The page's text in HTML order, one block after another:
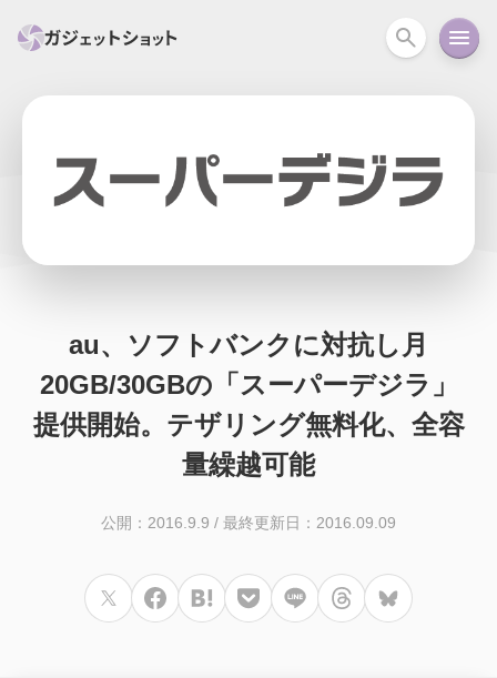
すべて スマホ PC関連 カメラ ウェアラ
au、ソフトバンクに対抗し月
20GB/30GBの「スーパーデジラ」
提供開始。テザリング無料化、全容
量繰越可能
公開：2016.9.9 / 最終更新日：2016.09.09